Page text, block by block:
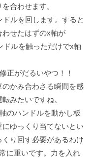
合わせます。
ルを回します。すると
せたはずのx軸が
ドルを触っただけでx軸
正がだるいやつ！！
かみ合わさる瞬間を感
みたいですね。
のハンドルを動かし板
ゆっくり当てないとい
り回す必要があるわけ
に重いです。力を入れ